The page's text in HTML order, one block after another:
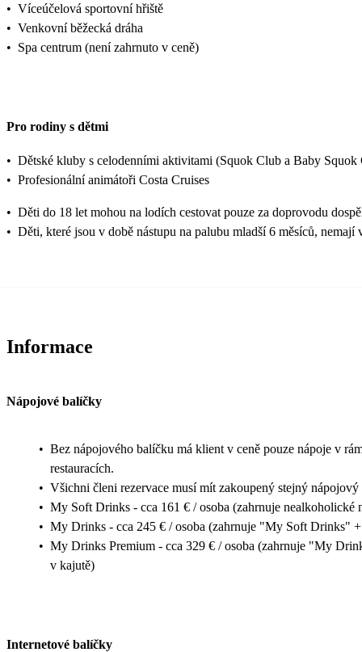
• Víceúčelová sportovní hřiště
• Venkovní běžecká dráha
• Spa centrum (není zahrnuto v ceně)
Pro rodiny s dětmi
• Dětské kluby s celodenními aktivitami (Squok Club a Baby Squok
• Profesionální animátoři Costa Cruises
• Děti do 18 let mohou na lodích cestovat pouze za doprovodu
• Děti, které jsou v době nástupu na palubu mladší 6 měsíců, nemají
Informace
Nápojové balíčky
• Bez nápojového balíčku má klient v ceně pouze nápoje v
restauracích.
• Všichni členi rezervace musí mít zakoupený stejný nápojový
• My Soft Drinks - cca 161 € / osoba (zahrnuje nealkoholické
• My Drinks - cca 245 € / osoba (zahrnuje "My Soft Drinks"
• My Drinks Premium - cca 329 € / osoba (zahrnuje "My
v kajutě)
Internetové balíčky